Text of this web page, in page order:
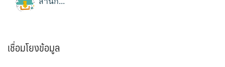
เชื่อมโยงข้อมูล